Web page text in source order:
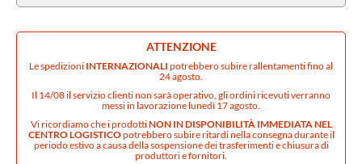
ATTENZIONE
Le spedizioni INTERNAZIONALI potrebbero subire rallentamenti fino al
24 agosto.
Il 14/08 il servizio clienti non sarà operativo, gli ordini ricevuti verranno
messi in lavorazione lunedì 17 agosto.
Vi ricordiamo che i prodottiNON IN DISPONIBILITÀ IMMEDIATA NEL
CENTRO LOGISTICOpotrebbero subire ritardi nella consegna durante il
periodo estivo a causa della sospensione dei trasferimenti e chiusura di
produttori e fornitori.